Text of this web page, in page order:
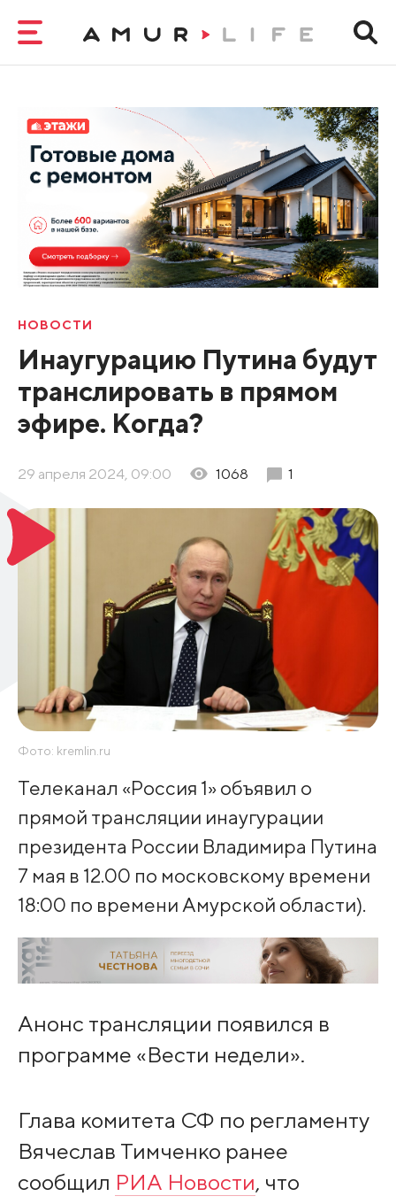
НОВОСТИ
Инаугурацию Путина будут
транслировать в прямом
эфире. Когда?
29 апреля 2024, 09:00 1068 1
Фото: kremlin.ru
Телеканал «Россия 1» объявил о
прямой трансляции инаугурации
президента России Владимира Путина
7 мая в 12.00 по московскому времени
18:00 по времени Амурской области).
Анонс трансляции появился в
программе «Вести недели».
Глава комитета СФ по регламенту
Вячеслав Тимченко ранее
сообщил РИА Новости, что